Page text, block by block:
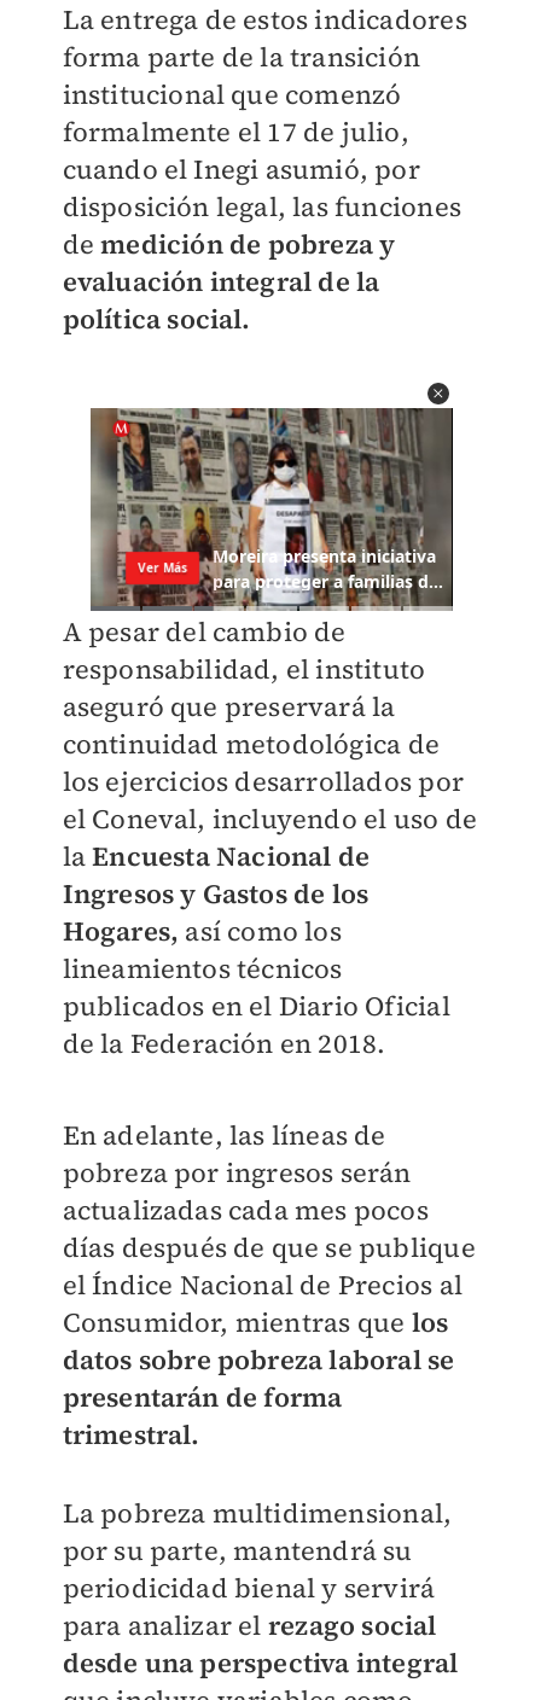
La entrega de estos indicadores
forma parte de la transición
institucional que comenzó
formalmente el 17 de julio,
cuando el Inegi asumió, por
disposición legal, las funciones
demedición de pobreza y
evaluación integral de la
política social.
A pesar del cambio de
responsabilidad, el instituto
aseguró que preservará la
continuidad metodológica de
los ejercicios desarrollados por
el Coneval, incluyendo el uso de
laEncuesta Nacional de
Ingresos y Gastos de los
Hogares, así como los
lineamientos técnicos
publicados en el Diario Oficial
de la Federación en 2018.
En adelante, las líneas de
pobreza por ingresos serán
actualizadas cada mes pocos
días después de que se publique
el Índice Nacional de Precios al
Consumidor, mientras que los
datos sobre pobreza laboral se
presentarán de forma
trimestral.
La pobreza multidimensional,
por su parte, mantendrá su
periodicidad bienal y servirá
para analizar el rezago social
desde una perspectiva integral